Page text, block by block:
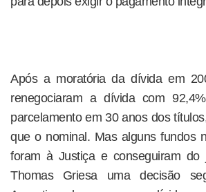
Após a moratória da dívida em
renegociaram a dívida com
parcelamento em 30 anos dos
que o nominal. Mas alguns fundos
foram à Justiça e conseguiram do
Thomas Griesa uma decisão